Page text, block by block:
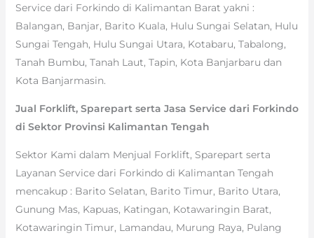
Service dari Forkindo di Kalimantan Barat yakni :
Balangan, Banjar, Barito Kuala, Hulu Sungai Selatan, Hulu
Sungai Tengah, Hulu Sungai Utara, Kotabaru, Tabalong,
Tanah Bumbu, Tanah Laut, Tapin, Kota Banjarbaru dan
Kota Banjarmasin.
Jual Forklift, Sparepart serta Jasa Service dari Forkindo
di Sektor Provinsi Kalimantan Tengah
Sektor Kami dalam Menjual Forklift, Sparepart serta
Layanan Service dari Forkindo di Kalimantan Tengah
mencakup : Barito Selatan, Barito Timur, Barito Utara,
Gunung Mas, Kapuas, Katingan, Kotawaringin Barat,
Kotawaringin Timur, Lamandau, Murung Raya, Pulang